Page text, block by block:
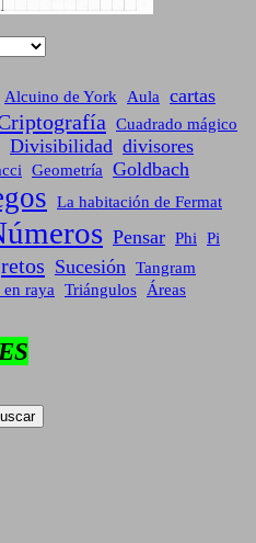
Alcuino de York Aula cartas
Cuadrado mágico
Divisibilidad divisores
Geometría Goldbach
La habitación de Fermat
Pensar Phi Pi
retos Sucesión Tangram
en raya Triángulos Áreas